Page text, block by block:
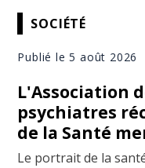
SOCIÉTÉ
Publié le 5 août 2026
L'Association
psychiatres
de la Santé
Le portrait de la